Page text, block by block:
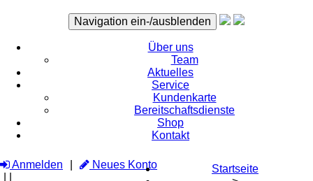
Navigation ein-/ausblenden
Über uns
Team
Aktuelles
Service
Kundenkarte
Bereitschaftsdienste
Shop
Kontakt
Anmelden
Neues Konto
Startseite